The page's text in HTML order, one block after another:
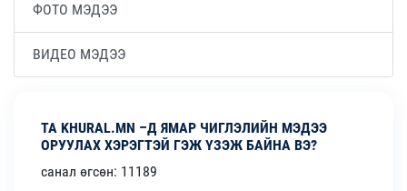
ФОТО МЭДЭЭ
ВИДЕО МЭДЭЭ
ТА KHURAL.MN –Д ЯМАР ЧИГЛЭЛИЙН МЭДЭЭ
ОРУУЛАХ ХЭРЭГТЭЙ ГЭЖ ҮЗЭЖ БАЙНА ВЭ?
санал өгсөн: 11189